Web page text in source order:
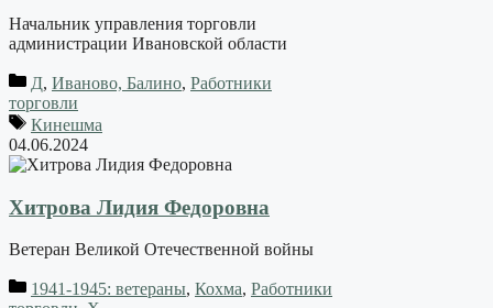
Начальник управления торговли
администрации Ивановской области
Д, Иваново, Балино, Работники
торговли
Кинешма
04.06.2024
Хитрова Лидия Федоровна
Ветеран Великой Отечественной войны
1941-1945: ветераны, Кохма, Работники